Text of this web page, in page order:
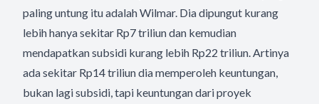
paling untung itu adalah Wilmar. Dia dipungut kurang
lebih hanya sekitar Rp7 triliun dan kemudian
mendapatkan subsidi kurang lebih Rp22 triliun. Artinya
ada sekitar Rp14 triliun dia memperoleh keuntungan,
bukan lagi subsidi, tapi keuntungan dari proyek